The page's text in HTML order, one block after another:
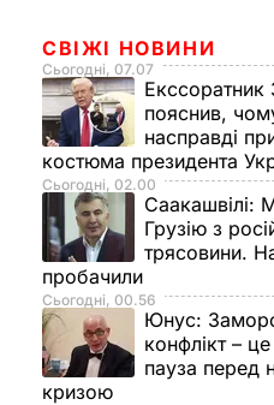
СВІЖІ НОВИНИ
Сьогодні, 07.07
Екссоратник
пояснив,
насправді
костюма президента
Сьогодні, 02.00
Саакашвілі:
Грузію з
трясовини.
пробачили
Сьогодні, 00.56
Юнус:
конфлікт –
пауза перед
кризою